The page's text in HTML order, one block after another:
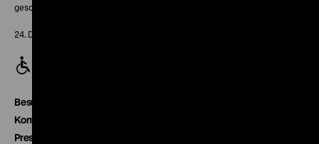
geschlossen
24. Dezember geschlossen
Besucherservice
Kontakt
Presse